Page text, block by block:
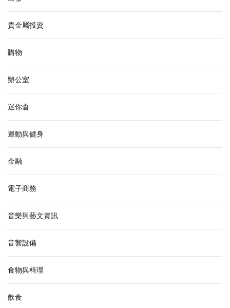
貴金屬投資
購物
辦公室
迷你倉
運動與健身
金融
電子商務
音樂與藝文資訊
音響設備
食物與料理
飲食